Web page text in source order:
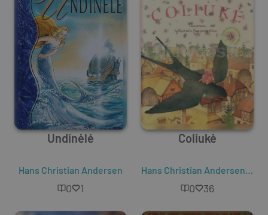
Undinėlė
Hans Christian Andersen
0 1
Coliukė
Hans Christian Andersen
,
0 36